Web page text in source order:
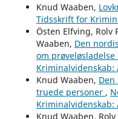
Knud Waaben,
Tidsskrift for
Östen Elfving, Rolv
Waaben, Den
om prøveløsladelse
Kriminalvidenskab:
Knud Waaben,
truede personer ,
Kriminalvidenskab:
Knud Waaben,